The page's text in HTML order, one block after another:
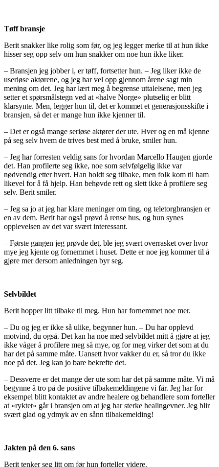
Tøff bransje
Berit snakker like rolig som før, og jeg legger merke til at hun ikke
hisser seg opp selv om hun snakker om noe hun ikke liker.
– Bransjen jeg jobber i, er tøff, fortsetter hun. – Jeg liker ikke de
useriøse aktørene, og jeg har vel opp gjennom årene sagt min
mening om det. Jeg har lært meg å begrense uttalelsene, men jeg
setter et spørsmålstegn ved at «halve Norge» plutselig er blitt
klarsynte. Men, legger hun til, det er kommet et generasjonsskifte i
bransjen, så det er mange hun ikke kjenner til.
– Det er også mange seriøse aktører der ute. Hver og en må kjenne
på seg selv hvem de trives best med å bruke, smiler hun.
– Jeg har forresten veldig sans for hvordan Marcello Haugen gjorde
det. Han profilerte seg ikke, noe som selvfølgelig ikke var
nødvendig etter hvert. Han holdt seg tilbake, men folk kom til ham
likevel for å få hjelp. Han behøvde rett og slett ikke å profilere seg
selv. Berit smiler.
– Jeg sa jo at jeg har klare meninger om ting, og teletorgbransjen er
en av dem. Berit har også prøvd å rense hus, og hun synes
opplevelsen av det var svært interessant.
– Første gangen jeg prøvde det, ble jeg svært overrasket over hvor
mye jeg kjente og fornemmet i huset. Dette er noe jeg kommer til å
gjøre mer dersom anledningen byr seg.
Selvbildet
Berit hopper litt tilbake til meg. Hun har fornemmet noe mer.
– Du og jeg er ikke så ulike, begynner hun. – Du har opplevd
motvind, du også. Det kan ha noe med selvbildet mitt å gjøre at jeg
ikke våger å profilere meg så mye, og for meg virker det som at du
har det på samme måte. Uansett hvor vakker du er, så tror du ikke
noe på det. Jeg kan jo bare bekrefte det.
– Dessverre er det mange der ute som har det på samme måte. Vi må
begynne å tro på de positive tilbakemeldingene vi får. Jeg har for
eksempel blitt kontaktet av andre healere og behandlere som forteller
at «ryktet» går i bransjen om at jeg har sterke healingevner. Jeg blir
svært glad og ydmyk av en sånn tilbakemelding!
Jakten på den 6. sans
Berit tenker seg litt om før hun forteller videre.